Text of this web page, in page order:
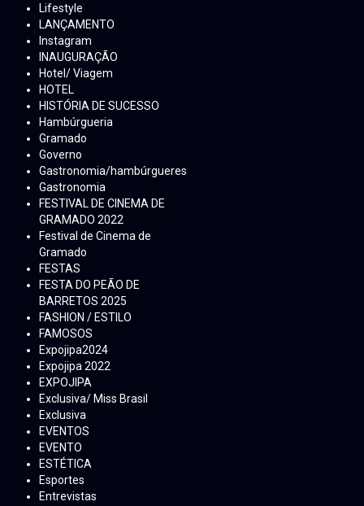
Lifestyle
LANÇAMENTO
Instagram
INAUGURAÇÃO
Hotel/ Viagem
HOTEL
HISTÓRIA DE SUCESSO
Hambúrgueria
Gramado
Governo
Gastronomia/hambúrgueres
Gastronomia
FESTIVAL DE CINEMA DE
GRAMADO 2022
Festival de Cinema de
Gramado
FESTAS
FESTA DO PEÃO DE
BARRETOS 2025
FASHION / ESTILO
FAMOSOS
Expojipa2024
Expojipa 2022
EXPOJIPA
Exclusiva/ Miss Brasil
Exclusiva
EVENTOS
EVENTO
ESTÉTICA
Esportes
Entrevistas